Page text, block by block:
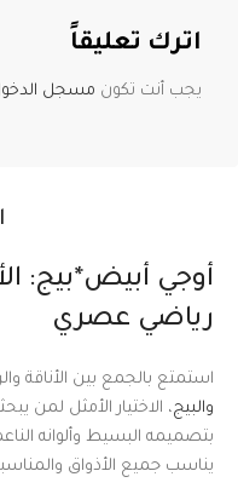
أوجي أبيض*بيج:
رياضي عصري
استمتع بالجمع بين الأناقة
والبيج، الاختيار الأمثل لمن
بتصميمه البسيط وألوانه
يناسب جميع الأذواق
اترك تعليقاً
يجب أنت تكون مسجل